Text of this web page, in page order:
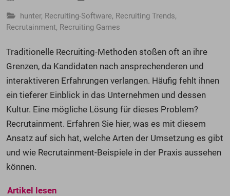
hunter, Recruiting-Software, Recruiting Trends,
Recrutainment, Recruiting Games
Traditionelle Recruiting-Methoden stoßen oft an ihre
Grenzen, da Kandidaten nach ansprechenderen und
interaktiveren Erfahrungen verlangen. Häufig fehlt ihnen
ein tieferer Einblick in das Unternehmen und dessen
Kultur. Eine mögliche Lösung für dieses Problem?
Recrutainment. Erfahren Sie hier, was es mit diesem
Ansatz auf sich hat, welche Arten der Umsetzung es gibt
und wie Recrutainment-Beispiele in der Praxis aussehen
können.
Artikel lesen